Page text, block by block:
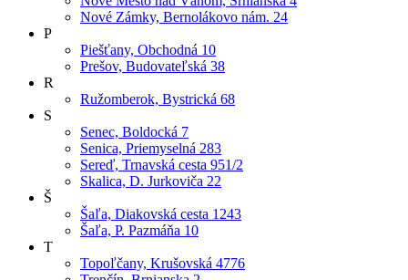
Nové Zámky, Bernolákovo nám. 24
P
Piešťany, Obchodná 10
Prešov, Budovateľská 38
R
Ružomberok, Bystrická 68
S
Senec, Boldocká 7
Senica, Priemyselná 283
Sereď, Trnavská cesta 951/2
Skalica, D. Jurkoviča 22
Š
Šaľa, Diakovská cesta 1243
Šaľa, P. Pazmáňa 10
T
Topoľčany, Krušovská 4776